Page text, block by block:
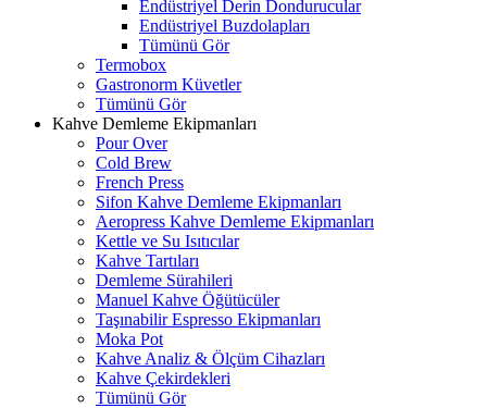
Endüstriyel Derin Dondurucular
Endüstriyel Buzdolapları
Tümünü Gör
Termobox
Gastronorm Küvetler
Tümünü Gör
Kahve Demleme Ekipmanları
Pour Over
Cold Brew
French Press
Sifon Kahve Demleme Ekipmanları
Aeropress Kahve Demleme Ekipmanları
Kettle ve Su Isıtıcılar
Kahve Tartıları
Demleme Sürahileri
Manuel Kahve Öğütücüler
Taşınabilir Espresso Ekipmanları
Moka Pot
Kahve Analiz & Ölçüm Cihazları
Kahve Çekirdekleri
Tümünü Gör